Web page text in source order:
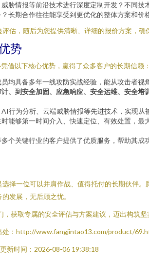
胁情报等前沿技术进行深度定制开发？不同技
长期合作往往能享受到更优化的整体方案和价格
估，随后为您提供清晰、详细的报价方案，确
势
借以下核心优势，赢得了众多客户的长期信赖：
均具备多年一线攻防实战经验，能从攻击者视
、到安全加固、应急响应、安全运维、安全培
行为分析、云端威胁情报等先进技术，实现从
能够第一时间介入、快速定位、有效处置，
个关键行业的客户提供了优质服务，帮助其
择一位可以并肩作战、值得托付的长期伙伴。
发展，无后顾之忧。
，获取专属的安全评估与方案建议，迈出构筑坚
处：http://www.fangjintao13.com/product/
更新时间：2026-08-06 19:38:18